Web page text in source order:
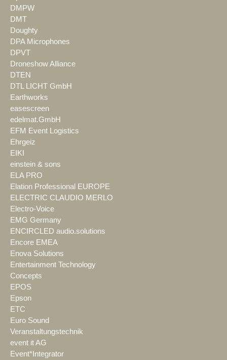
DMPW
DMT
Doughty
DPA Microphones
DPVT
Droneshow Alliance
DTEN
DTL LICHT GmbH
Earthworks
easescreen
edelmat.GmbH
EFM Event Logistics
Ehrgeiz
EIKI
einstein & sons
ELA PRO
Elation Professional EUROPE
ELECTRIC CLAUDIO MERLO
Electro-Voice
EMG Germany
ENCIRCLED audio.solutions
Encore EMEA
Enova Solutions
Entertainment Technology
Concepts
EPOS
Epson
ETC
Euro Sound
Veranstaltungstechnik
event it AG
Event*Integrator